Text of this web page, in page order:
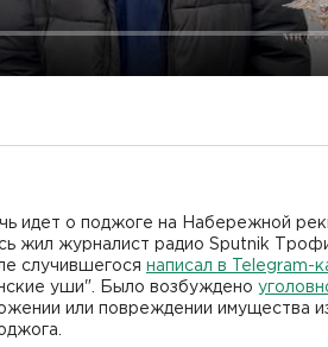
идет о поджоге на Набережной
жил журналист радио Sputnik
случившегося написал в Telegram-
уши". Было возбуждено
или повреждении имущества из